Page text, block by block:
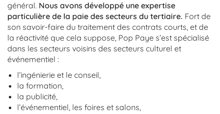
général. Nous avons développé une expertise
particulière de la paie des secteurs du tertiaire. Fort de
son savoir-faire du traitement des contrats courts, et de
la réactivité que cela suppose, Pop Paye s’est spécialisé
dans les secteurs voisins des secteurs culturel et
événementiel :
l’ingénierie et le conseil,
la formation,
la publicité,
l’événementiel, les foires et salons,